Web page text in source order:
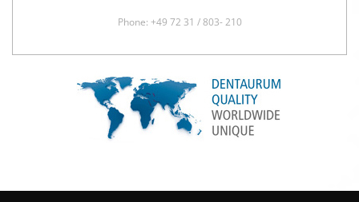
Phone: +49 72 31 / 803- 210